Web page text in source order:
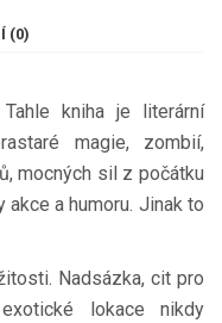
(0)
kniha je literární
magie, zombií,
mocných sil z počátku
a humoru. Jinak to
Nadsázka, cit pro
lokace nikdy